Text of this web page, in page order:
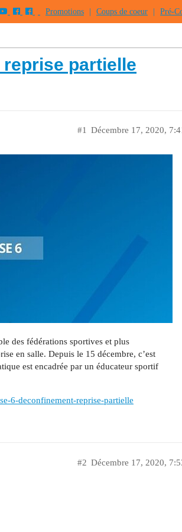
Promotions Coups de coeur Pré-
reprise partielle
Décembre 17, 2020,
#1
des fédérations sportives et plus
en salle. Depuis le 15 décembre, c’est
est encadrée par un éducateur sportif
6-deconfinement-reprise-partielle
Décembre 17, 2020,
#2